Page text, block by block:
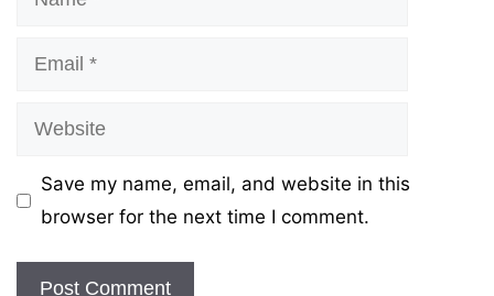
Email
Website
Save my name, email, and website in this
browser for the next time I comment.